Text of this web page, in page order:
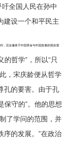
全国人民在孙中
建设一个和平民主
，完全服务于中国革命与中国发展的现实需
哲学”，所以“只
，宋庆龄便从哲学
孔的要害。由于孔
保守的”。他的思想
了学问的范围，并
的发展。”在政治